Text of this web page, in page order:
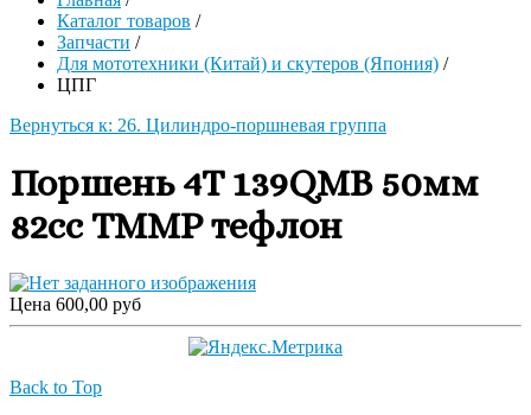
Каталог товаров /
Запчасти /
Для мототехники (Китай) и скутеров (Япония) /
ЦПГ
Вернуться к: 26. Цилиндро-поршневая группа
Поршень 4Т 139QMB 50мм
82cc TMMP тефлон
Цена 600,00 руб
Back to Top